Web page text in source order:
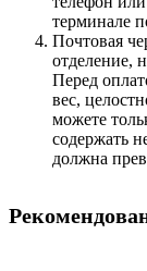
терминале
Почтовая
отделение,
Перед
вес,
можете
содержать
должна